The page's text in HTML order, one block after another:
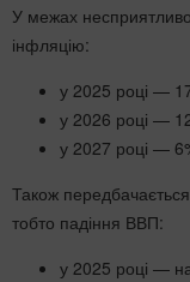
У межах
інфляцію:
у 2025 році —
у 2026 році —
у 2027 році —
Також
тобто падіння ВВП:
у 2025 році —